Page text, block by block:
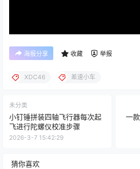
海报分享 收藏 举报
XDC46 差速小车
未分类
小钉锤拼装四轴飞行器每次起
飞进行陀螺仪校准步骤
2026-3-7 15:42:29
一
猜你喜欢